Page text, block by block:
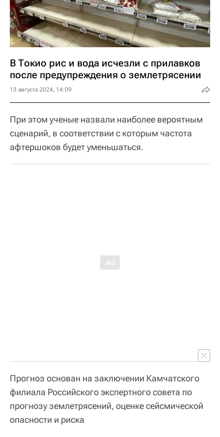
В Токио рис и вода исчезли с прилавков
после предупреждения о землетрясении
13 августа 2024, 14:09
При этом ученые назвали наиболее вероятным
сценарий, в соответствии с которым частота
афтершоков будет уменьшаться.
Прогноз основан на заключении Камчатского
филиала Российского экспертного совета по
прогнозу землетрясений, оценке сейсмической
опасности и риска